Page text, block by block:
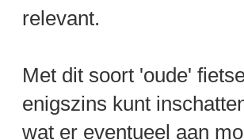
relevant.
Met dit soort 'oude'
enigszins kunt
wat er eventueel aan